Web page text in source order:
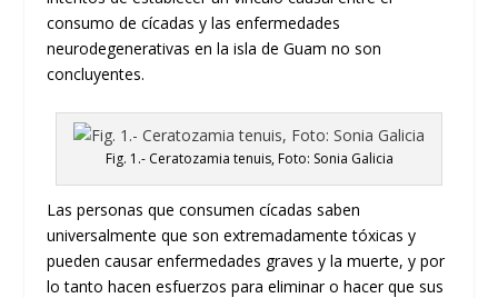
consumo de cícadas y las enfermedades
neurodegenerativas en la isla de Guam no son
concluyentes.
Fig. 1.- Ceratozamia tenuis, Foto: Sonia Galicia
Las personas que consumen cícadas saben
universalmente que son extremadamente tóxicas y
pueden causar enfermedades graves y la muerte, y por
lo tanto hacen esfuerzos para eliminar o hacer que sus